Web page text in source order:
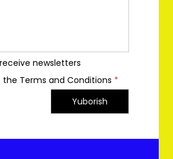
newsletters
the Terms and Conditions *
Yuborish